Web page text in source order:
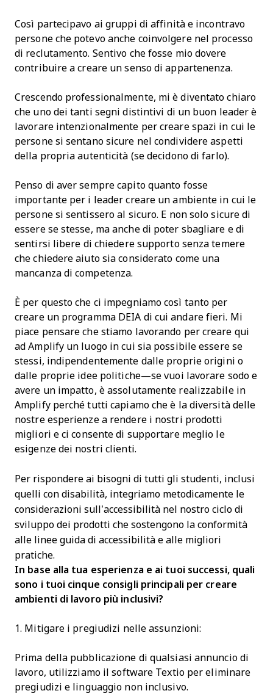
Così partecipavo ai gruppi di affinità e incontravo
persone che potevo anche coinvolgere nel processo
di reclutamento. Sentivo che fosse mio dovere
contribuire a creare un senso di appartenenza.
Crescendo professionalmente, mi è diventato chiaro
che uno dei tanti segni distintivi di un buon leader è
lavorare intenzionalmente per creare spazi in cui le
persone si sentano sicure nel condividere aspetti
della propria autenticità (se decidono di farlo).
Penso di aver sempre capito quanto fosse
importante per i leader creare un ambiente in cui le
persone si sentissero al sicuro. E non solo sicure di
essere se stesse, ma anche di poter sbagliare e di
sentirsi libere di chiedere supporto senza temere
che chiedere aiuto sia considerato come una
mancanza di competenza.
È per questo che ci impegniamo così tanto per
creare un programma DEIA di cui andare fieri. Mi
piace pensare che stiamo lavorando per creare qui
ad Amplify un luogo in cui sia possibile essere se
stessi, indipendentemente dalle proprie origini o
dalle proprie idee politiche—se vuoi lavorare sodo e
avere un impatto, è assolutamente realizzabile in
Amplify perché tutti capiamo che è la diversità delle
nostre esperienze a rendere i nostri prodotti
migliori e ci consente di supportare meglio le
esigenze dei nostri clienti.
Per rispondere ai bisogni di tutti gli studenti, inclusi
quelli con disabilità, integriamo metodicamente le
considerazioni sull’accessibilità nel nostro ciclo di
sviluppo dei prodotti che sostengono la conformità
alle linee guida di accessibilità e alle migliori
pratiche.
In base alla tua esperienza e ai tuoi successi, quali
sono i tuoi cinque consigli principali per creare
ambienti di lavoro più inclusivi?
1. Mitigare i pregiudizi nelle assunzioni:
Prima della pubblicazione di qualsiasi annuncio di
lavoro, utilizziamo il software Textio per eliminare
pregiudizi e linguaggio non inclusivo.